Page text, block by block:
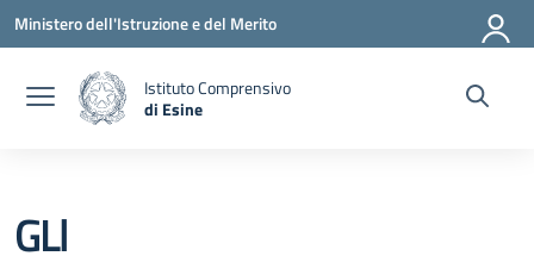
Vai ai contenuti
Vai al menu di navigazione
Vai al footer
Ministero dell'Istruzione e del Merito
Istituto Comprensivo
di Esine
GLl